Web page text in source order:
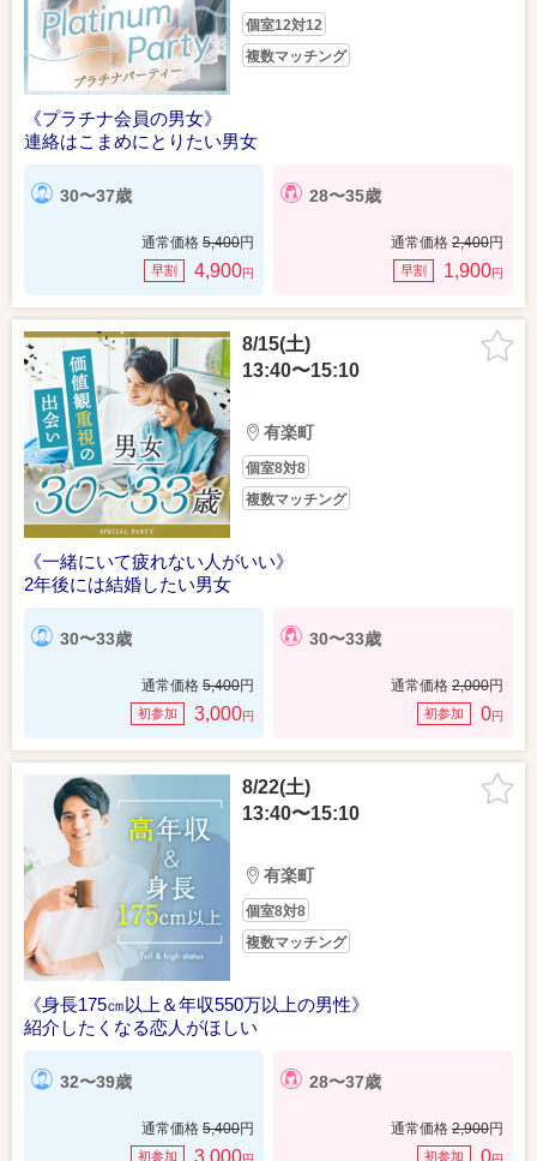
個室12対12
複数マッチング
《プラチナ会員の男女》
連絡はこまめにとりたい男女
30〜37歳
通常価格 5,400円
早割 4,900円
28〜35歳
通常価格 2,400円
早割 1,900円
8/15(土)
13:40〜15:10
有楽町
個室8対8
複数マッチング
《一緒にいて疲れない人がいい》
2年後には結婚したい男女
30〜33歳
通常価格 5,400円
初参加 3,000円
30〜33歳
通常価格 2,000円
初参加 0円
8/22(土)
13:40〜15:10
有楽町
個室8対8
複数マッチング
《身長175㎝以上＆年収550万以上の男性》
紹介したくなる恋人がほしい
32〜39歳
通常価格 5,400円
初参加 3,000
28〜37歳
通常価格 2,900円
初参加 0